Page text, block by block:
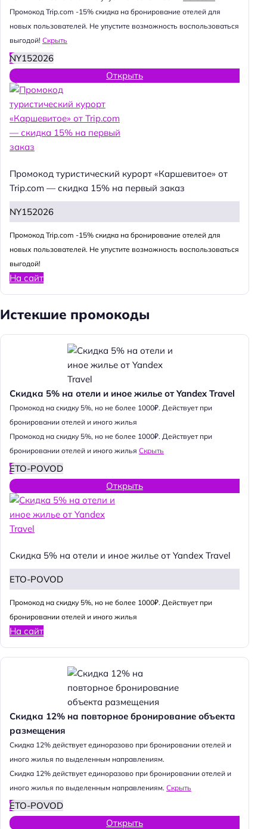
Промокод Trip.com -15% скидка на бронирование отелей для
новых пользователей. Не упустите возможность воспользоваться
выгодой! Скрыть
NY152026
Открыть
Промокод туристический курорт «Каршевитое» от
Trip.com — скидка 15% на первый заказ
NY152026
Промокод Trip.com -15% скидка на бронирование отелей для
новых пользователей. Не упустите возможность воспользоваться
выгодой!
На сайт
Истекшие промокоды
Скидка 5% на отели и иное жилье от Yandex Travel
Промокод на скидку 5%, но не более 1000₽. Действует при
бронировании отелей и иного жилья
Промокод на скидку 5%, но не более 1000₽. Действует при
бронировании отелей и иного жилья Скрыть
ETO-POVOD
Открыть
Скидка 5% на отели и иное жилье от Yandex Travel
ETO-POVOD
Промокод на скидку 5%, но не более 1000₽. Действует при
бронировании отелей и иного жилья
На сайт
Скидка 12% на повторное бронирование объекта
размещения
Cкидка 12% действует единоразово при бронировании отелей и
иного жилья по выделенным направлениям.
Cкидка 12% действует единоразово при бронировании отелей и
иного жилья по выделенным направлениям. Скрыть
ETO-POVOD
Открыть